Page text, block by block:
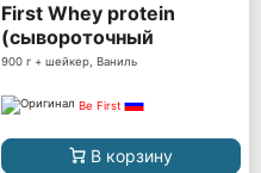
First Whey protein
(сывороточный
протеин)
900 г + шейкер, Ваниль
Be First
В корзину